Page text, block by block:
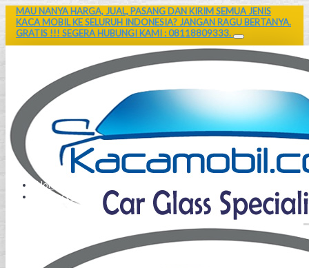
MAU NANYA HARGA, JUAL, PASANG DAN KIRIM SEMUA JENIS
KACA MOBIL KE SELURUH INDONESIA? JANGAN RAGU BERTANYA.
GRATIS !!! SEGERA HUBUNGI KAMI : 08118809333.
Home
Contact Us